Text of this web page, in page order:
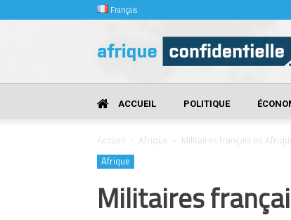
Français
Confidentielle
ACCUEIL POLITIQUE
Accueil Afrique Militaires français en
Afrique
Militaires